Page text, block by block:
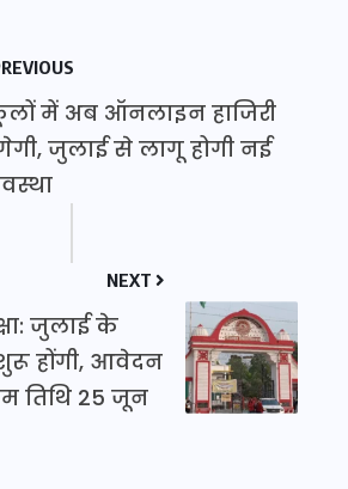
में अब ऑनलाइन हाजिरी
जुलाई से लागू होगी नई
NEXT
जुलाई के
होंगी, आवेदन
तिथि 25 जून